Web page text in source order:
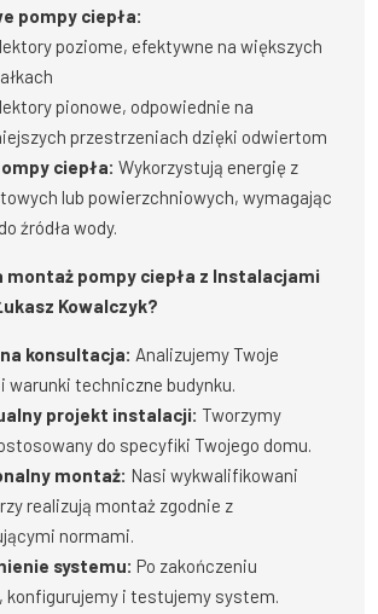
pompy ciepła:
poziome, efektywne na większych
pionowe, odpowiednie na
przestrzeniach dzięki odwiertom
ciepła: Wykorzystują energię z
lub powierzchniowych, wymagając
źródła wody.
montaż pompy ciepła z Instalacjami
Kowalczyk?
konsultacja: Analizujemy Twoje
warunki techniczne budynku.
projekt instalacji: Tworzymy
do specyfiki Twojego domu.
montaż: Nasi wykwalifikowani
realizują montaż zgodnie z
normami.
systemu: Po zakończeniu
konfigurujemy i testujemy system.